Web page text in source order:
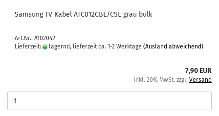
Sam­sung TV Kabel ATC012CBE/CSE grau bulk
Art.Nr.: A102042
Lieferzeit:
lagernd, lieferzeit ca. 1-2 Werktage (Ausland abweichend)
7,90 EUR
inkl. 20% MwSt. zzgl. Versand